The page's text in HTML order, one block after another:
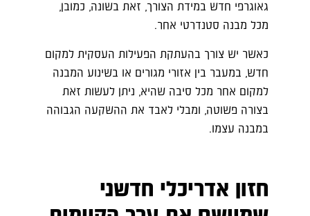
גאוגרפי חדש במידת הצורך, זאת בשונה, כמובן,
מכל מבנה סטנדרטי אחר.
כאשר יש צורך בהעתקת הפעילות העסקית למקום
חדש, במעבר בין אזורי מגורים או בשינוע המבנה
למקום אחר מכל סיבה שהיא, ניתן לעשות זאת
בצורה פשוטה, ומבלי לאבד את ההשקעה הגבוהה
במבנה עצמו.
חזון אדריכלי חדשני